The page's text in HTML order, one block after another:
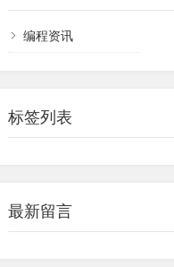
编程资讯
标签列表
最新留言